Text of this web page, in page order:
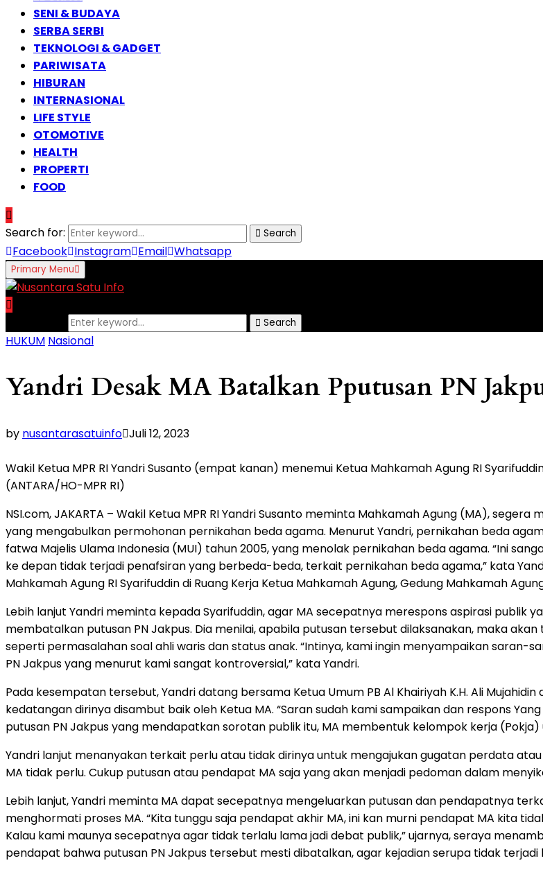
SENI & BUDAYA
SERBA SERBI
TEKNOLOGI & GADGET
PARIWISATA
HIBURAN
INTERNASIONAL
LIFE STYLE
OTOMOTIVE
HEALTH
PROPERTI
FOOD
Search for: Search
Facebook Instagram Email Whatsapp
Primary Menu
Search
HUKUM Nasional
Yandri Desak MA Batalkan Pputusan PN
by nusantarasatuinfo Juli 12, 2023
Wakil Ketua MPR RI Yandri Susanto (empat kanan) menemui Ketua Mahkamah Agung RI
(ANTARA/HO-MPR RI)
NSI.com, JAKARTA – Wakil Ketua MPR RI Yandri Susanto meminta Mahkamah Agung (MA),
yang mengabulkan permohonan pernikahan beda agama. Menurut Yandri, pernikahan beda
fatwa Majelis Ulama Indonesia (MUI) tahun 2005, yang menolak pernikahan beda agama. “Ini
ke depan tidak terjadi penafsiran yang berbeda-beda, terkait pernikahan beda agama,” kata
Mahkamah Agung RI Syarifuddin di Ruang Kerja Ketua Mahkamah Agung, Gedung Mahkamah
Lebih lanjut Yandri meminta kepada Syarifuddin, agar MA secepatnya merespons aspirasi publik
membatalkan putusan PN Jakpus. Dia menilai, apabila putusan tersebut dilaksanakan, maka
seperti permasalahan soal ahli waris dan status anak. “Intinya, kami ingin menyampaikan
PN Jakpus yang menurut kami sangat kontroversial,” kata Yandri.
Pada kesempatan tersebut, Yandri datang bersama Ketua Umum PB Al Khairiyah K.H. Ali
kedatangan dirinya disambut baik oleh Ketua MA. “Saran sudah kami sampaikan dan respons
putusan PN Jakpus yang mendapatkan sorotan publik itu, MA membentuk kelompok kerja
Yandri lanjut menanyakan terkait perlu atau tidak dirinya untuk mengajukan gugatan perdata
MA tidak perlu. Cukup putusan atau pendapat MA saja yang akan menjadi pedoman dalam
Lebih lanjut, Yandri meminta MA dapat secepatnya mengeluarkan putusan dan pendapatnya
menghormati proses MA. “Kita tunggu saja pendapat akhir MA, ini kan murni pendapat MA kita
Kalau kami maunya secepatnya agar tidak terlalu lama jadi debat publik,” ujarnya, seraya
pendapat bahwa putusan PN Jakpus tersebut mesti dibatalkan, agar kejadian serupa tidak terjadi